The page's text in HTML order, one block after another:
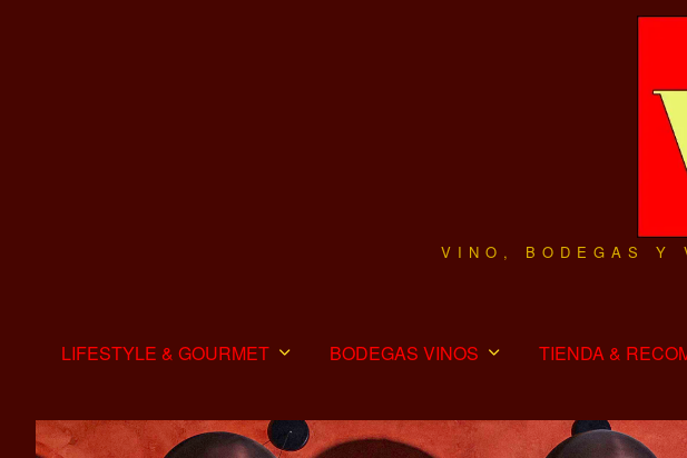
VINO, BODEGAS Y
LIFESTYLE & GOURMET BODEGAS VINOS TIENDA &